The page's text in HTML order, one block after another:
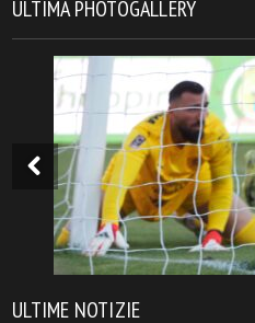
ULTIMA PHOTOGALLERY
ULTIME NOTIZIE